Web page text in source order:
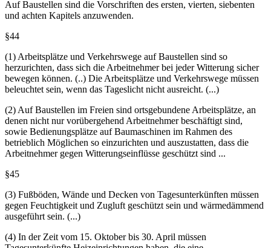
§43
und achten Kapitels anzuwenden.
§44
(1) Arbeitsplätze und Verkehrswege auf Baustellen sind so
herzurichten, dass sich die Arbeitnehmer bei jeder Witterung sicher
beleuchtet sein, wenn das Tageslicht nicht ausreicht. (...)
(2) Auf Baustellen im Freien sind ortsgebundene Arbeitsplätze, an
denen nicht nur vorübergehend Arbeitnehmer beschäftigt sind,
sowie Bedienungsplätze auf Baumaschinen im Rahmen des
Arbeitnehmer gegen Witterungseinflüsse geschützt sind ...
§45
(3) Fußböden, Wände und Decken von Tagesunterkünften müssen
ausgeführt sein. (...)